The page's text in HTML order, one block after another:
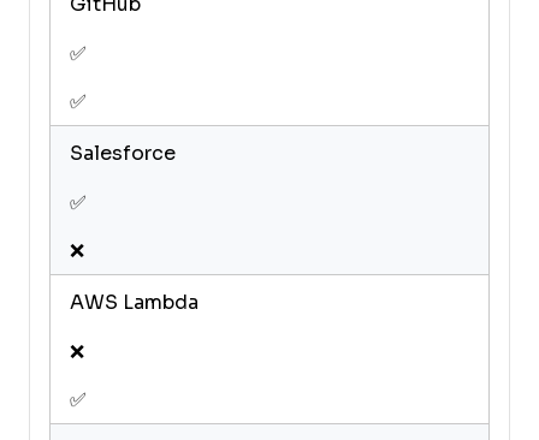
GitHub
✅
✅
Salesforce
✅
❌
AWS Lambda
❌
✅